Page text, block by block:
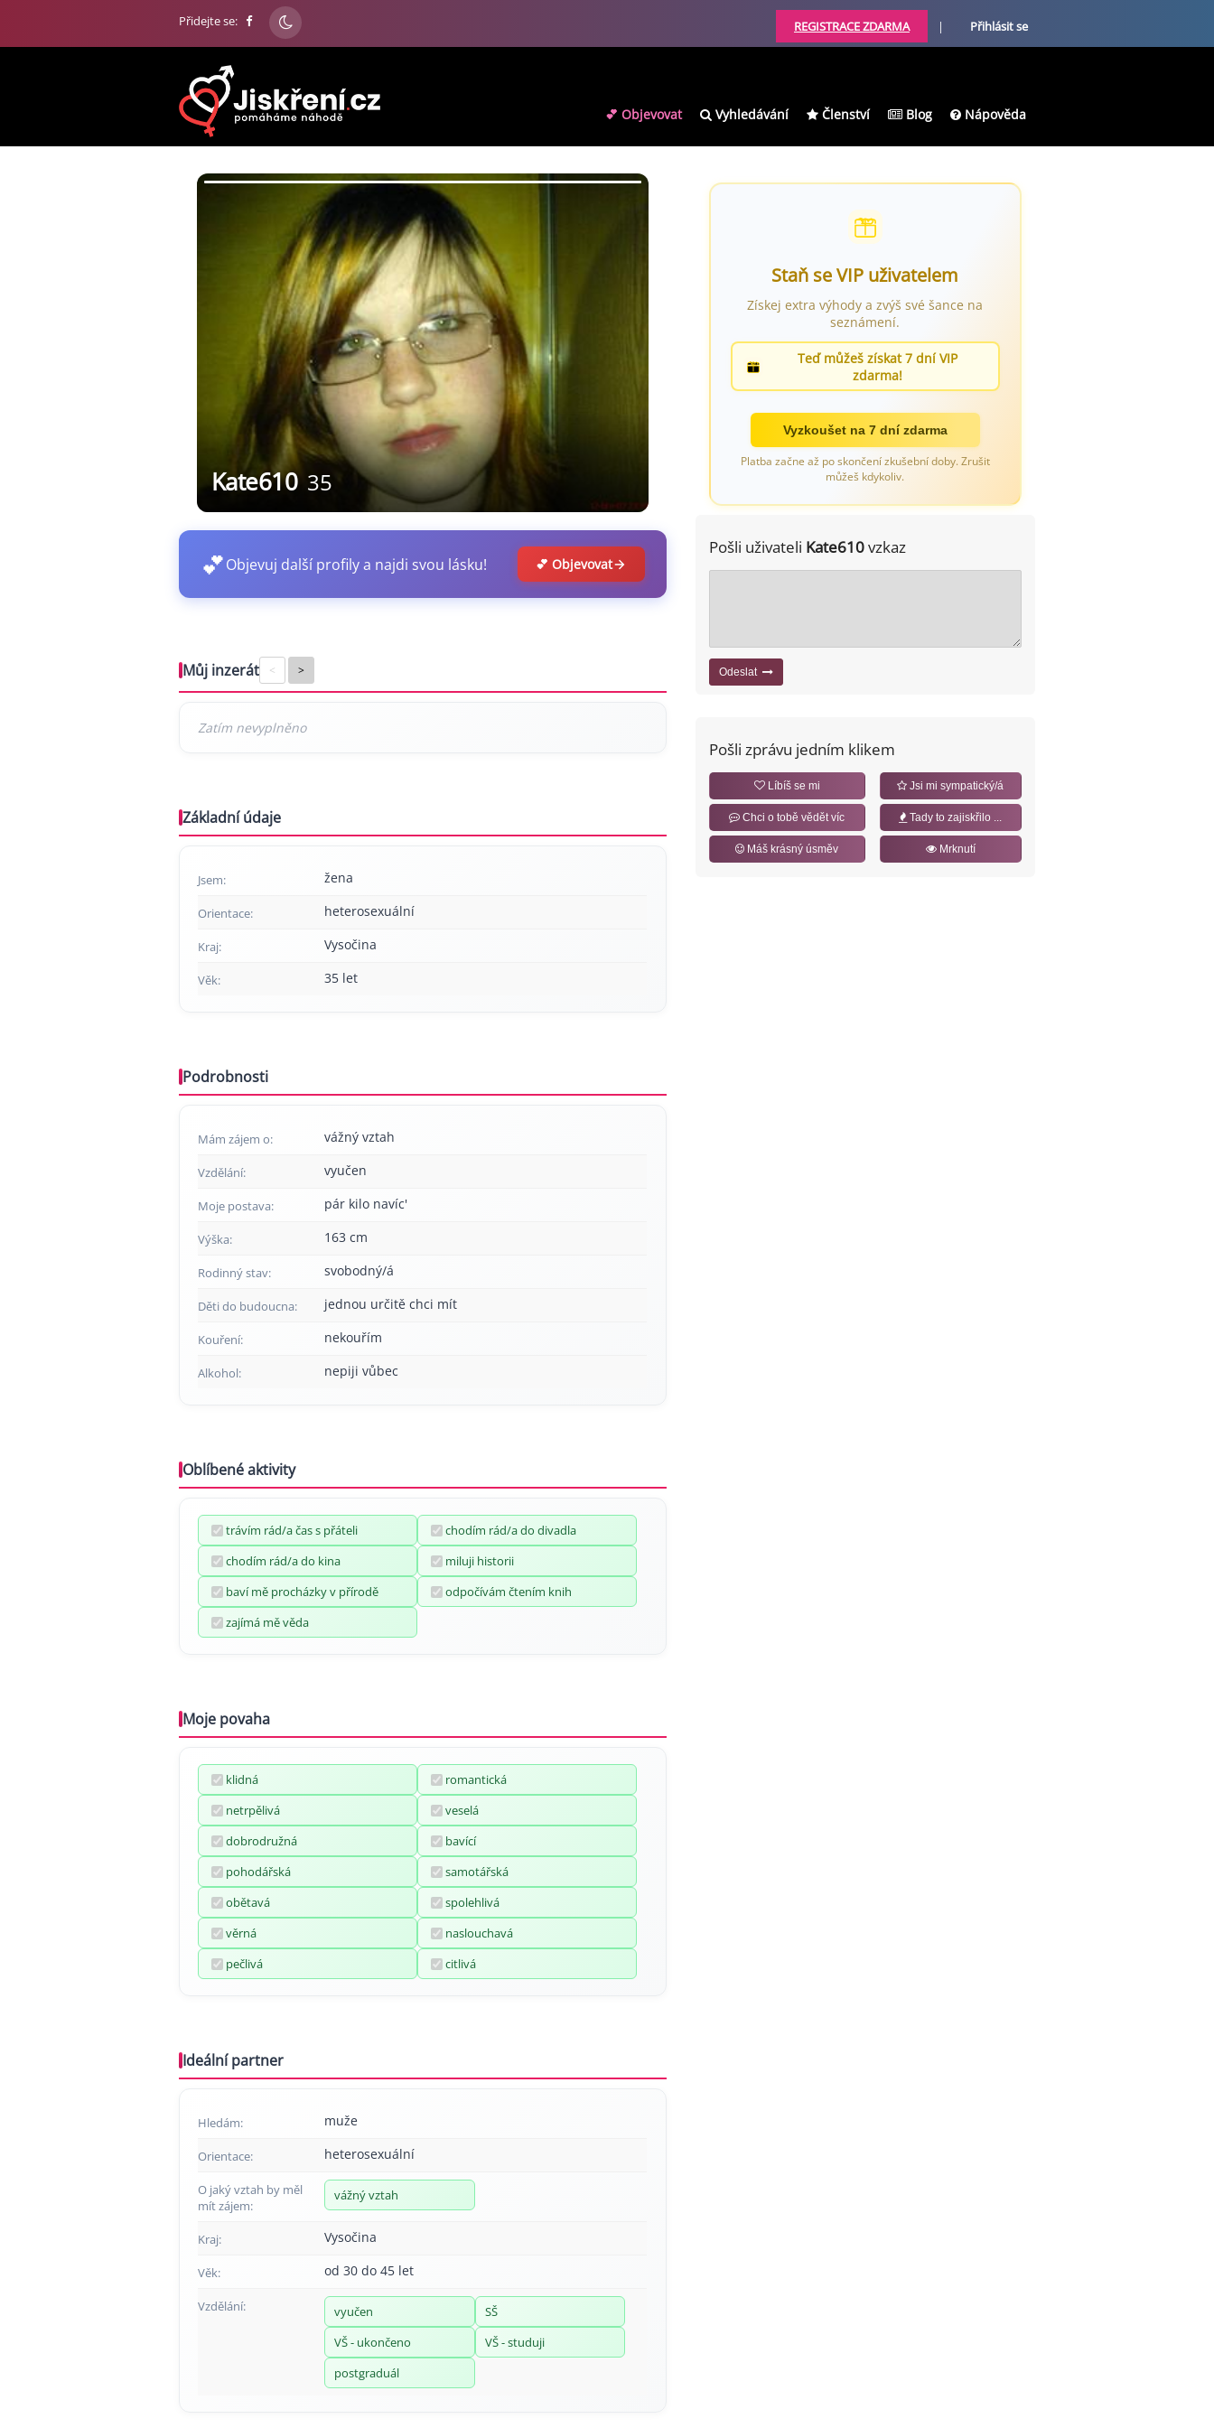
Přidejte se: REGISTRACE ZDARMA | Přihlásit se
💕 Objevovat Vyhledávání Členství Blog Nápověda
Kate610 35
💕Objevuj další profily a najdi svou lásku! 💕 Objevovat
Můj inzerát < >
Základní údaje
Jsem: žena
Orientace: heterosexuální
Kraj: Vysočina
Věk: 35 let
Podrobnosti
Mám zájem o: vážný vztah
Vzdělání: vyučen
Moje postava: pár kilo navíc'
Výška: 163 cm
Rodinný stav: svobodný/á
Děti do budoucna: jednou určitě chci mít
Kouření: nekouřím
Alkohol: nepiji vůbec
Oblíbené aktivity
trávím rád/a čas s přáteli
chodím rád/a do divadla
chodím rád/a do kina
miluji historii
baví mě procházky v přírodě
odpočívám čtením knih
zajímá mě věda
Moje povaha
klidná
romantická
netrpělivá
veselá
dobrodružná
bavící
pohodářská
samotářská
obětavá
spolehlivá
věrná
naslouchavá
pečlivá
citlivá
Ideální partner
Hledám: muže
Orientace: heterosexuální
O jaký vztah by měl
mít zájem:
vážný vztah
Kraj: Vysočina
Věk: od 30 do 45 let
Vzdělání: vyučen
SŠ
VŠ - ukončeno
VŠ - studuji
postgraduál
Staň se VIP uživatelem
Získej extra výhody a zvýš své šance na
seznámení.
Teď můžeš získat 7 dní VIP
zdarma!
Vyzkoušet na 7 dní zdarma
Platba začne až po skončení zkušební doby. Zrušit
můžeš kdykoliv.
Pošli uživateli Kate610vzkaz
Odeslat
Pošli zprávu jedním klikem
Líbíš se mi Jsi mi sympatický/á
Chci o tobě vědět víc Tady to zajiskřilo ...
Máš krásný úsměv Mrknutí